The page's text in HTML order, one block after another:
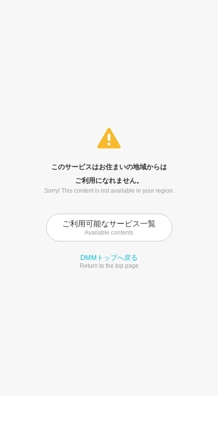
このサービスはお住まいの地域からは
ご利用になれません。
Sorry! This content is not available in your region.
ご利用可能なサービス一覧
Available contents
DMMトップへ戻る
Return to the top page